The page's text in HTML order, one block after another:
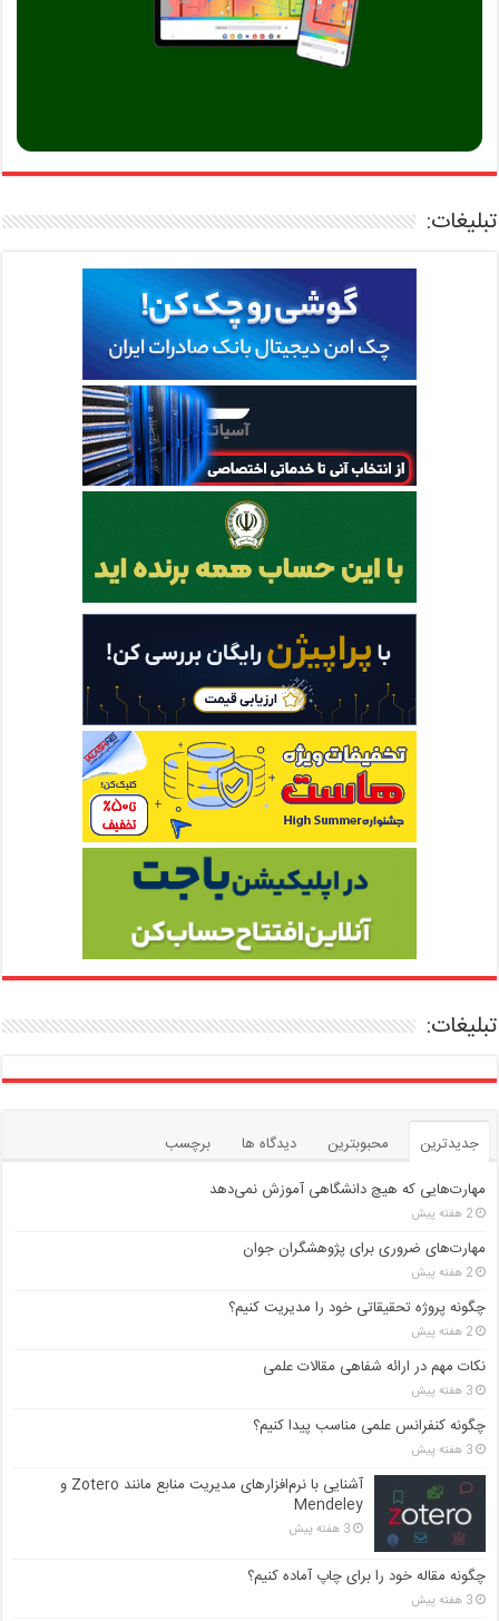
تبلیغات:
تبلیغات:
جدیدترین محبوبترین دیدگاه ها
برچسب
مهارت‌هایی که هیچ دانشگاهی آموزش نمی‌دهد
2 هفته پیش
مهارت‌های ضروری برای پژوهشگران جوان
2 هفته پیش
چگونه پروژه تحقیقاتی خود را مدیریت کنیم؟
2 هفته پیش
نکات مهم در ارائه شفاهی مقالات علمی
3 هفته پیش
چگونه کنفرانس علمی مناسب پیدا کنیم؟
3 هفته پیش
آشنایی با نرم‌افزارهای مدیریت منابع مانند Zotero و
Mendeley
3 هفته پیش
چگونه مقاله خود را برای چاپ آماده کنیم؟
3 هفته پیش